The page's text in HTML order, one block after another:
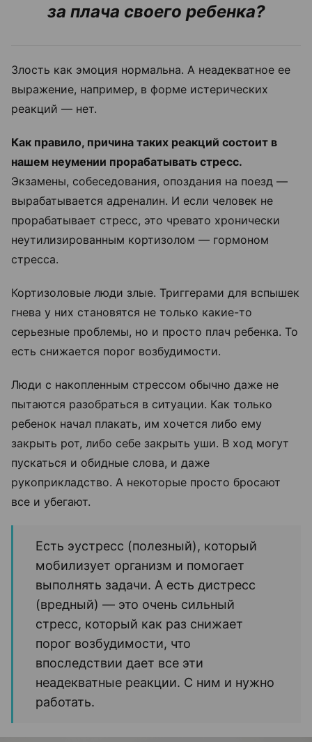
за плача своего ребенка?
Злость как эмоция нормальна. А неадекватное ее
выражение, например, в форме истерических
реакций — нет.
Как правило, причина таких реакций состоит в
нашем неумении прорабатывать стресс.
Экзамены, собеседования, опоздания на поезд —
вырабатывается адреналин. И если человек не
прорабатывает стресс, это чревато хронически
неутилизированным кортизолом — гормоном
стресса.
Кортизоловые люди злые. Триггерами для вспышек
гнева у них становятся не только какие-то
серьезные проблемы, но и просто плач ребенка. То
есть снижается порог возбудимости.
Люди с накопленным стрессом обычно даже не
пытаются разобраться в ситуации. Как только
ребенок начал плакать, им хочется либо ему
закрыть рот, либо себе закрыть уши. В ход могут
пускаться и обидные слова, и даже
рукоприкладство. А некоторые просто бросают
все и убегают.
Есть эустресс (полезный), который
мобилизует организм и помогает
выполнять задачи. А есть дистресс
(вредный) — это очень сильный
стресс, который как раз снижает
порог возбудимости, что
впоследствии дает все эти
неадекватные реакции. С ним и нужно
работать.